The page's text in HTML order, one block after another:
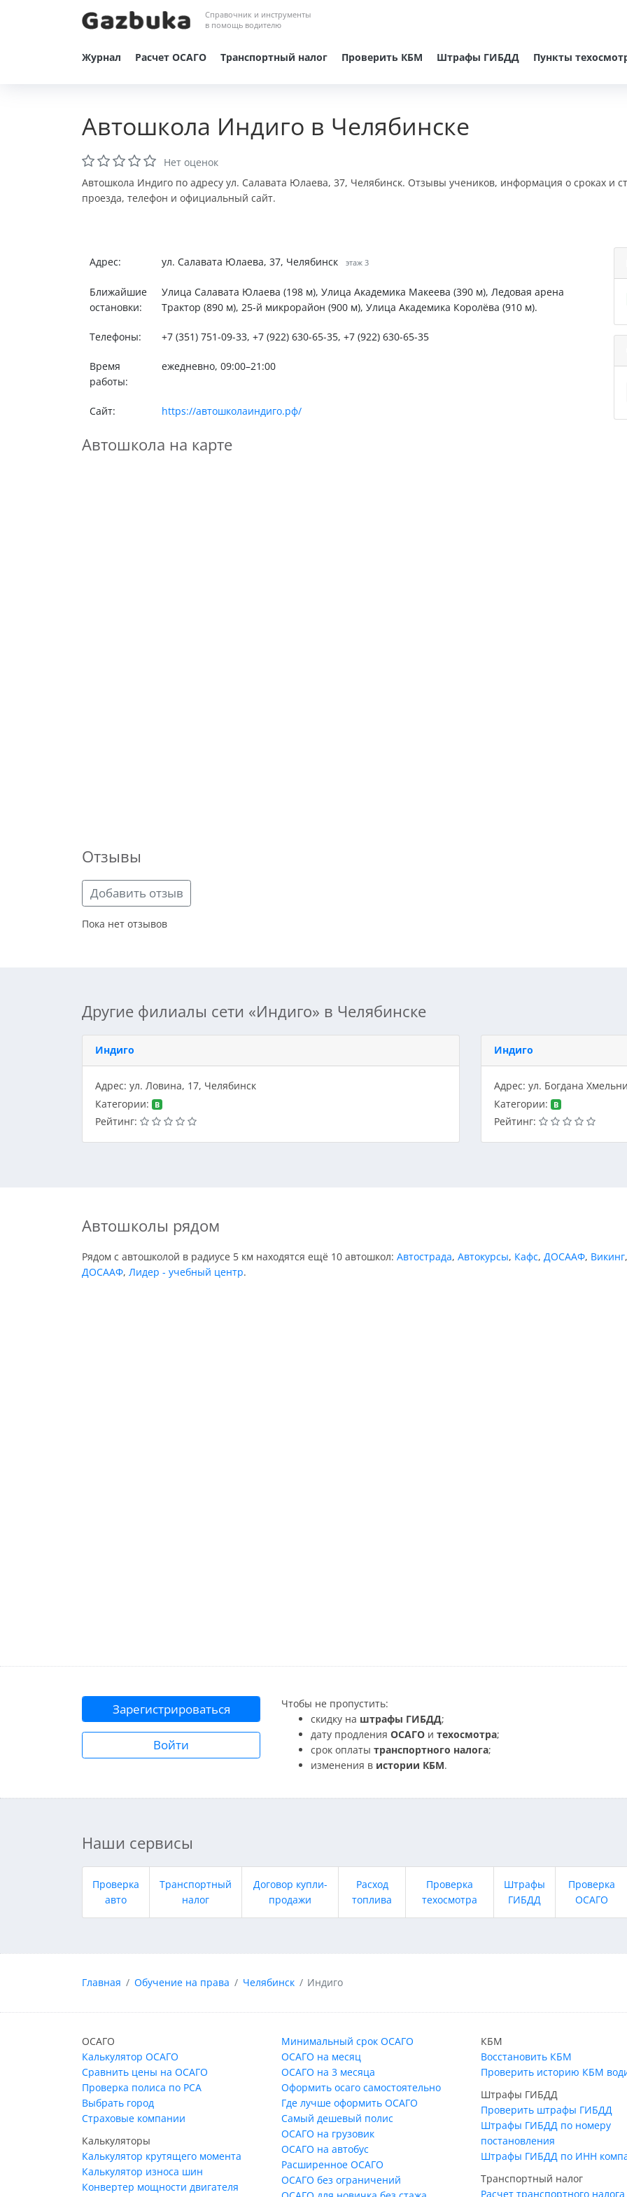
Справочник и инструменты
в помощь водителю
Журнал Расчет ОСАГО Транспортный налог Проверить КБМ Штрафы ГИБДД Пункты
Автошкола Индиго в Челябинске
Нет оценок
Автошкола Индиго по адресу ул. Салавата Юлаева, 37, Челябинск. Отзывы учеников, информация о сроках и
проезда, телефон и официальный сайт.
Адрес: ул. Салавата Юлаева, 37, Челябинск этаж 3
Ближайшие
остановки:
Улица Салавата Юлаева (198 м), Улица Академика Макеева (390 м), Ледовая арена
Трактор (890 м), 25-й микрорайон (900 м), Улица Академика Королёва (910 м).
Телефоны: +7 (351) 751-09-33, +7 (922) 630-65-35, +7 (922) 630-65-35
Время
работы:
ежедневно, 09:00–21:00
Сайт: https://автошколаиндиго.рф/
Автошкола на карте
Отзывы
Добавить отзыв
Пока нет отзывов
Другие филиалы сети «Индиго» в Челябинске
Индиго
Адрес: ул. Ловина, 17, Челябинск
Категории:
B
Рейтинг:
Индиго
Адрес: ул. Богдана
Категории:
B
Рейтинг:
Автошколы рядом
Рядом с автошколой в радиусе 5 км находятся ещё 10 автошкол: Автострада, Автокурсы, Кафс, ДОСААФ, Викинг,
ДОСААФ, Лидер - учебный центр.
Зарегистрироваться
Войти
Чтобы не пропустить:
скидку на штрафы ГИБДД;
дату продления ОСАГО и техосмотра;
срок оплаты транспортного налога;
изменения в истории КБМ.
Наши сервисы
Проверка
авто
Транспортный
налог
Договор купли-
продажи
Расход
топлива
Проверка
техосмотра
Штрафы
ГИБДД
Проверка
ОСАГО
Главная Обучение на права Челябинск Индиго
ОСАГО
Калькулятор ОСАГО
Сравнить цены на ОСАГО
Проверка полиса по РСА
Выбрать город
Страховые компании
Калькуляторы
Калькулятор крутящего момента
Калькулятор износа шин
Конвертер мощности двигателя
Минимальный срок ОСАГО
ОСАГО на месяц
ОСАГО на 3 месяца
Оформить осаго самостоятельно
Где лучше оформить ОСАГО
Самый дешевый полис
ОСАГО на грузовик
ОСАГО на автобус
Расширенное ОСАГО
ОСАГО без ограничений
КБМ
Восстановить КБМ
Проверить историю КБМ
Штрафы ГИБДД
Проверить штрафы ГИБДД
Штрафы ГИБДД по номеру
постановления
Штрафы ГИБДД по ИНН
Транспортный налог
Расчет транспортного налога